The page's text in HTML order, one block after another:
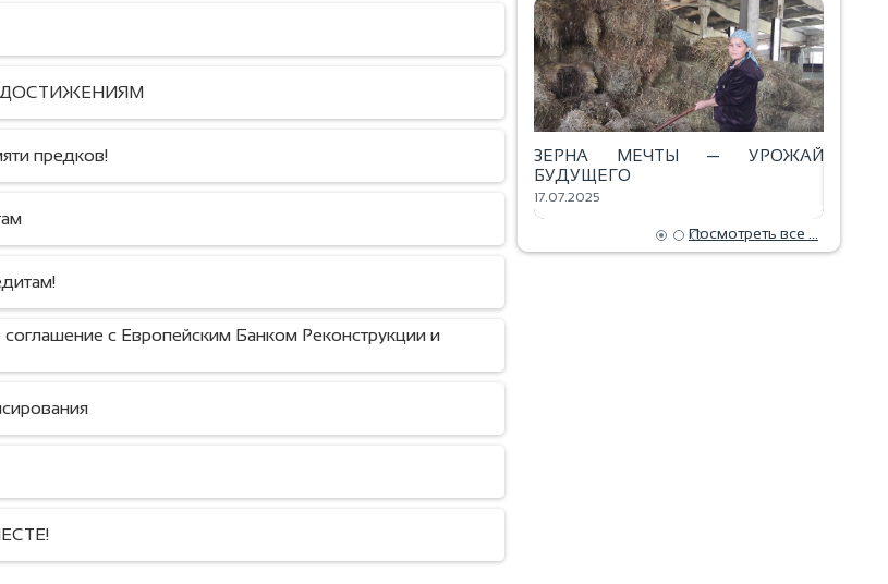
ДОСТИЖЕНИЯМ
предков!
с Европейским Банком Реконструкции и
ЗЕРНА МЕЧТЫ — УРОЖАЙ
БУДУЩЕГО
17.07.2025
Посмотреть все ...